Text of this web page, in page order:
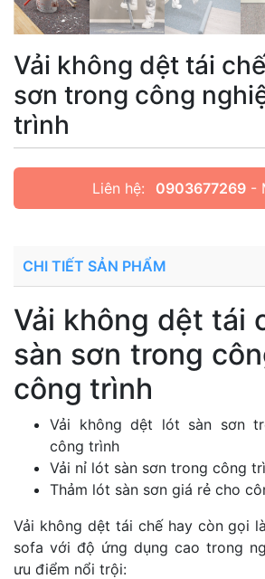
Vải không dệt tái
sơn trong công
trình
Liên hệ: 0903677269 -
CHI TIẾT SẢN PHẨM
Vải không dệt tái
sàn sơn trong
công trình
Vải không dệt lót sàn sơn
công trình
Vải nỉ lót sàn sơn trong công
​Thảm lót sàn sơn giá rẻ cho
Vải không dệt tái chế hay còn gọi
sofa với độ ứng dụng cao trong
ưu điểm nổi trội: